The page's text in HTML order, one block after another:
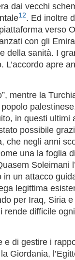
dai vecchi
12. Ed inoltre
verso
con gli
della sanità. I
apre
mentre la
in questi ultimi
possibile
che negli anni
una la foglia
Soleimani
in un attacco
legittima
per Iraq, Siria
rende difficile
e di gestire i
Giordania,